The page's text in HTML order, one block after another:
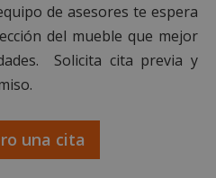
de asesores te espera
del mueble que mejor
Solicita cita previa y
una cita